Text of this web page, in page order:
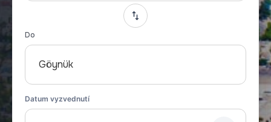
Do
Göynük
Datum vyzvednutí